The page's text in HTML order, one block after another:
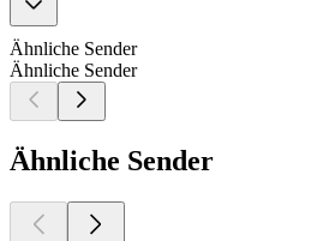
Ähnliche Sender
Ähnliche Sender
Ähnliche Sender